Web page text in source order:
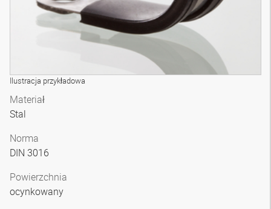
Ilustracja przykładowa
Materiał
Stal
Norma
DIN 3016
Powierzchnia
ocynkowany